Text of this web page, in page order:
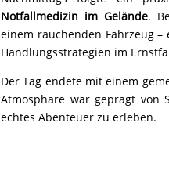
Notfallmedizin im Gelände.
einem rauchenden Fahrzeug
Handlungsstrategien im
Der Tag endete mit einem
Atmosphäre war geprägt von
echtes Abenteuer zu erleben.